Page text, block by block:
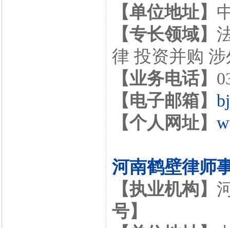
【单位地址】
【专长领域】
律 投资并购
【业务电话】
【电子邮箱】
【个人网址】
河南鹤壁律师
【执业机构】
号】